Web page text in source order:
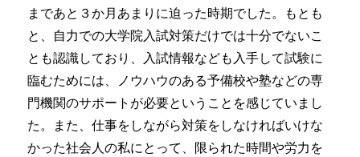
まであと３か月あまりに迫った時期でした。もとも
と、自力での大学院入試対策だけでは十分でないこ
とも認識しており、入試情報なども入手して試験に
臨むためには、ノウハウのある予備校や塾などの専
門機関のサポートが必要ということを感じていまし
た。また、仕事をしながら対策をしなければいけな
かった社会人の私にとって、限られた時間や労力を